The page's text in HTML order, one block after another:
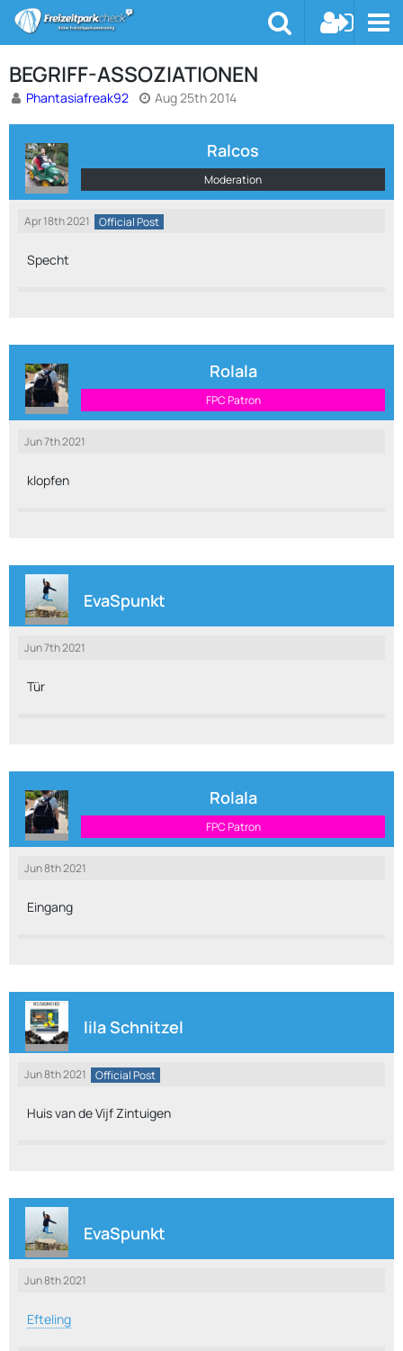
BEGRIFF-ASSOZIATIONEN
Phantasiafreak92 Aug 25th 2014
Ralcos
Moderation
Apr 18th 2021 Official Post
Specht
Rolala
FPC Patron
Jun 7th 2021
klopfen
EvaSpunkt
Jun 7th 2021
Tür
Rolala
FPC Patron
Jun 8th 2021
Eingang
lila Schnitzel
Jun 8th 2021 Official Post
Huis van de Vijf Zintuigen
EvaSpunkt
Jun 8th 2021
Efteling